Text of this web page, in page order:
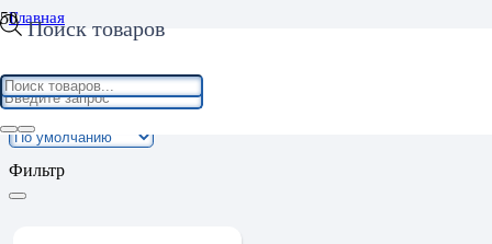
Поиск товаров
Главная
Хозяйственные товары
Хозяйственный инвентарь
Фильтр